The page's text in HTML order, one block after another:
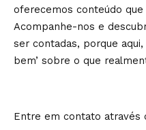
oferecemos conteúdo
Acompanhe-nos e
ser contadas, porque
bem’ sobre o que
Entre em contato através